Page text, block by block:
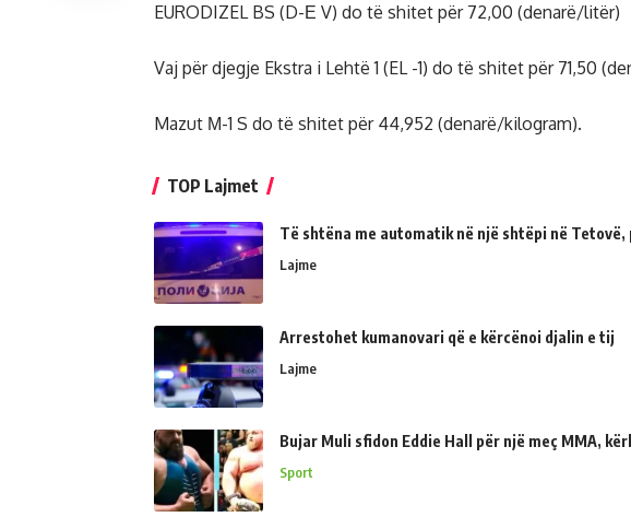
EURODIZEL BS (D-Е V) do të shitet për 72,00 (denarë/litër)
Vaj për djegje Ekstra i Lehtë 1 (EL -1) do të shitet për 71,50
Mazut М-1 S do të shitet për 44,952 (denarë/kilogram).
TOP Lajmet
Të shtëna me automatik në një shtëpi në
Lajme
Arrestohet kumanovari që e kërcënoi djalin e tij
Lajme
Bujar Muli sfidon Eddie Hall për një meç MMA,
Sport